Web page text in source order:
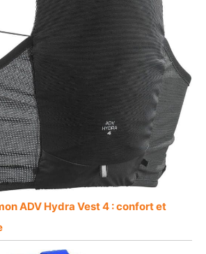
ADV Hydra Vest 4 : confort et